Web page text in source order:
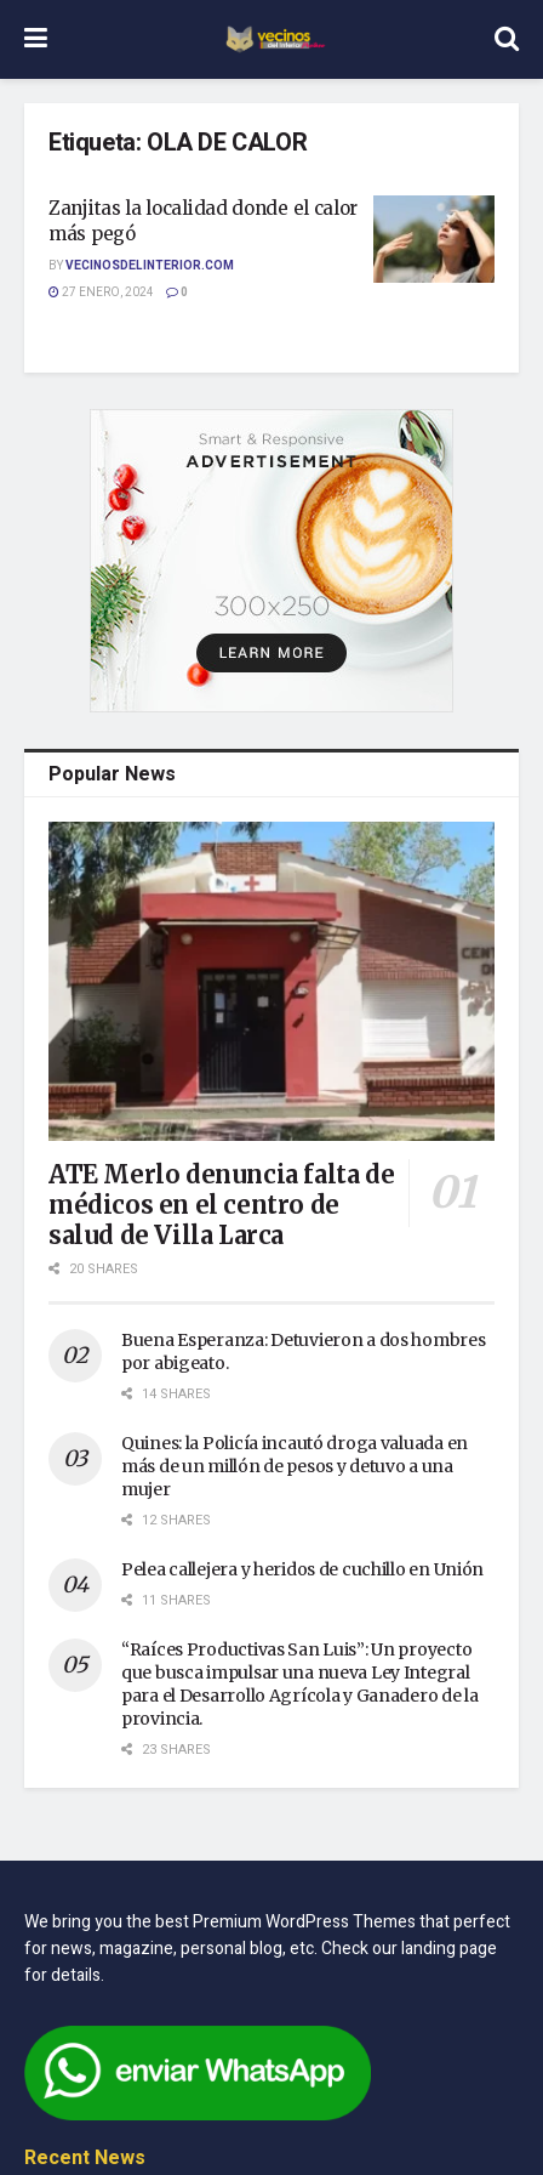
Etiqueta: OLA DE CALOR
Zanjitas la localidad donde el calor
más pegó
BYVECINOSDELINTERIOR.COM
27 ENERO, 2024
0
Popular News
ATE Merlo denuncia falta de
médicos en el centro de
salud de Villa Larca
20 SHARES
Buena Esperanza: Detuvieron a dos hombres
por abigeato.
14 SHARES
Quines: la Policía incautó droga valuada en
más de un millón de pesos y detuvo a una
mujer
12 SHARES
Pelea callejera y heridos de cuchillo en Unión
11 SHARES
“Raíces Productivas San Luis”: Un proyecto
que busca impulsar una nueva Ley Integral
para el Desarrollo Agrícola y Ganadero de la
provincia.
23 SHARES
We bring you the best Premium WordPress Themes that perfect
for news, magazine, personal blog, etc. Check our landing page
for details.
Recent News